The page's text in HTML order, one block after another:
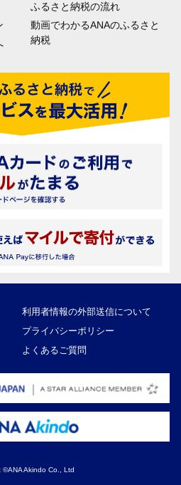
ふるさと納税の流れ
動画でわかるANAのふるさと
納税
利用者情報の外部送信について
プライバシーポリシー
よくあるご質問
©ANA Akindo Co., Ltd